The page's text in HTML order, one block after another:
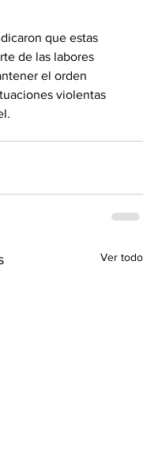
que estas
de las labores
el orden
violentas
Ver todo